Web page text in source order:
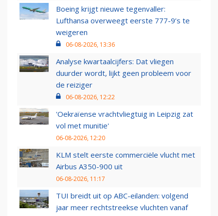
Boeing krijgt nieuwe tegenvaller:
Lufthansa overweegt eerste 777-9’s te
weigeren
06-08-2026, 13:36
Analyse kwartaalcijfers: Dat vliegen
duurder wordt, lijkt geen probleem voor
de reiziger
06-08-2026, 12:22
'Oekraïense vrachtvliegtuig in Leipzig zat
vol met munitie'
06-08-2026, 12:20
KLM stelt eerste commerciële vlucht met
Airbus A350-900 uit
06-08-2026, 11:17
TUI breidt uit op ABC-eilanden: volgend
jaar meer rechtstreekse vluchten vanaf